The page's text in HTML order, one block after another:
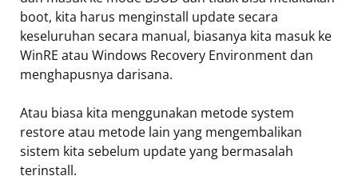
boot, kita harus menginstall update secara
keseluruhan secara manual, biasanya kita masuk ke
WinRE atau Windows Recovery Environment dan
menghapusnya darisana.
Atau biasa kita menggunakan metode system
restore atau metode lain yang mengembalikan
sistem kita sebelum update yang bermasalah
terinstall.